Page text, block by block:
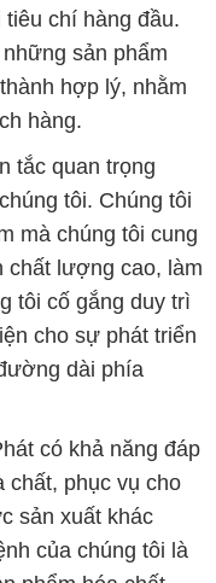
chí hàng đầu.
sản phẩm
hợp lý, nhằm
hàng.
tắc quan trọng
tôi. Chúng tôi
mà chúng tôi cung
chất lượng cao, làm
tôi cố gắng duy trì
cho sự phát triển
dài phía
có khả năng đáp
chất, phục vụ cho
sản xuất khác
của chúng tôi là